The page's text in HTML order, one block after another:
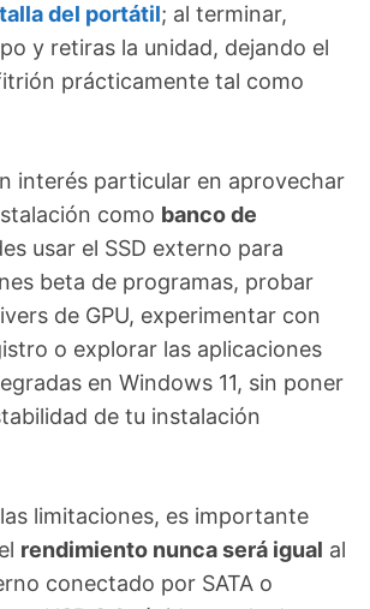
del portátil; al terminar,
y retiras la unidad, dejando el
prácticamente tal como
interés particular en aprovechar
como banco de
usar el SSD externo para
beta de programas, probar
de GPU, experimentar con
o explorar las aplicaciones
en Windows 11, sin poner
de tu instalación
limitaciones, es importante
rendimiento nunca será igual al
conectado por SATA o